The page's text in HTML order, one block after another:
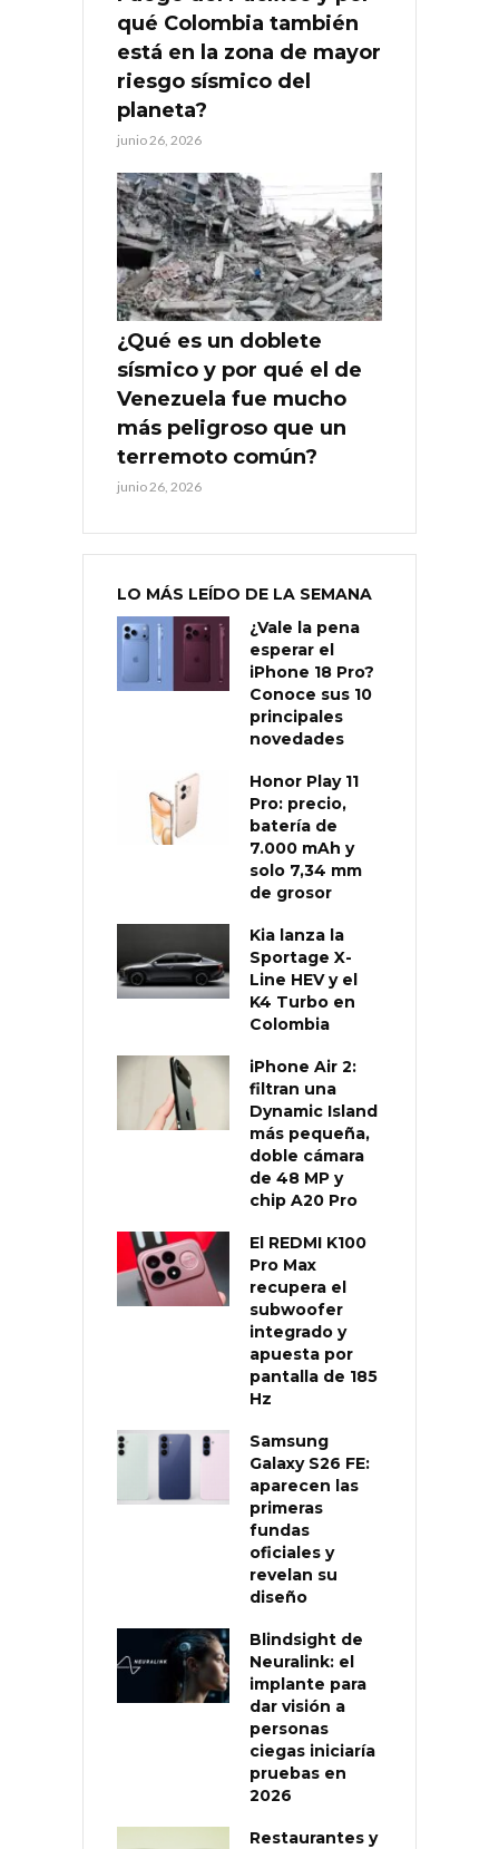
qué Colombia también
está en la zona de mayor
riesgo sísmico del
planeta?
junio 26, 2026
¿Qué es un doblete
sísmico y por qué el de
Venezuela fue mucho
más peligroso que un
terremoto común?
junio 26, 2026
LO MÁS LEÍDO DE LA SEMANA
¿Vale la pena
esperar el
iPhone 18 Pro?
Conoce sus 10
principales
novedades
Honor Play 11
Pro: precio,
batería de
7.000 mAh y
solo 7,34 mm
de grosor
Kia lanza la
Sportage X-
Line HEV y el
K4 Turbo en
Colombia
iPhone Air 2:
filtran una
Dynamic Island
más pequeña,
doble cámara
de 48 MP y
chip A20 Pro
El REDMI K100
Pro Max
recupera el
subwoofer
integrado y
apuesta por
pantalla de 185
Hz
Samsung
Galaxy S26 FE:
aparecen las
primeras
fundas
oficiales y
revelan su
diseño
Blindsight de
Neuralink: el
implante para
dar visión a
personas
ciegas iniciaría
pruebas en
2026
Restaurantes y